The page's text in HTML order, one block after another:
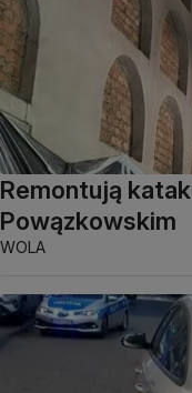
Remontują
Powązkowskim
WOLA